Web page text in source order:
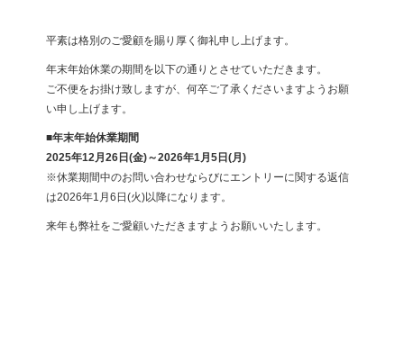
平素は格別のご愛顧を賜り厚く御礼申し上げます。
年末年始休業の期間を以下の通りとさせていただきます。
ご不便をお掛け致しますが、何卒ご了承くださいますようお願
い申し上げます。
■年末年始休業期間
2025年12月26日(金)～2026年1月5日(月)
※休業期間中のお問い合わせならびにエントリーに関する返信
は2026年1月6日(火)以降になります。
来年も弊社をご愛顧いただきますようお願いいたします。